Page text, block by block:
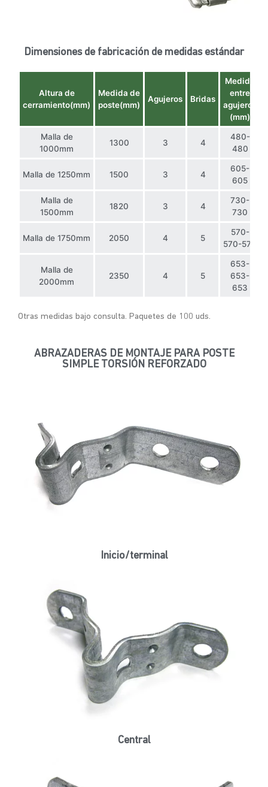
Dimensiones de fabricación de medidas estándar
Altura de
cerramiento(mm)
Medida de
poste(mm)
Agujeros Bridas
Medida
entre
agujeros
(mm)
Malla de
1000mm
1300 3 4
480-
480
Malla de 1250mm 1500 3 4
605-
605
Malla de
1500mm
1820 3 4
730-
730
Malla de 1750mm 2050 4 5
570-
570-570
Malla de
2000mm
2350 4 5
653-
653-
653
Otras medidas bajo consulta. Paquetes de 100 uds.
ABRAZADERAS DE MONTAJE PARA POSTE
SIMPLE TORSIÓN REFORZADO
Inicio/terminal
Central